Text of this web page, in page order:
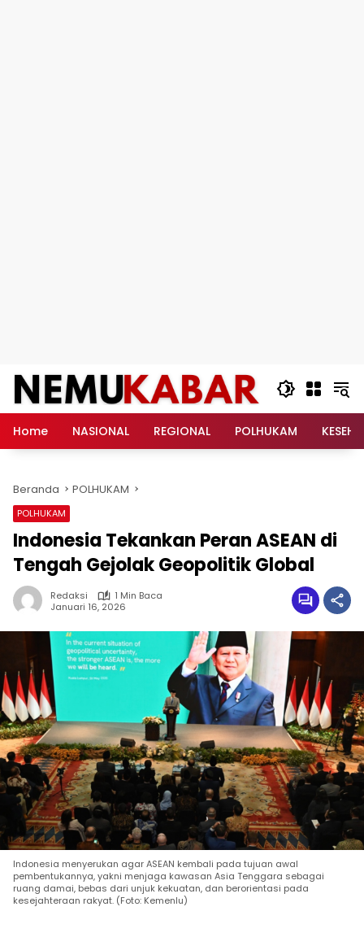
Langsung
konten
Home
NASIONAL REGIONAL POLHUKAM
Beranda POLHUKAM
POLHUKAM
Indonesia Tekankan Peran ASEAN di
Tengah Gejolak Geopolitik Global
Redaksi
1 Min Baca
Januari 16, 2026
Indonesia menyerukan agar ASEAN kembali pada tujuan awal
pembentukannya, yakni menjaga kawasan Asia Tenggara sebagai
ruang damai, bebas dari unjuk kekuatan, dan berorientasi pada
kesejahteraan rakyat. (Foto: Kemenlu)